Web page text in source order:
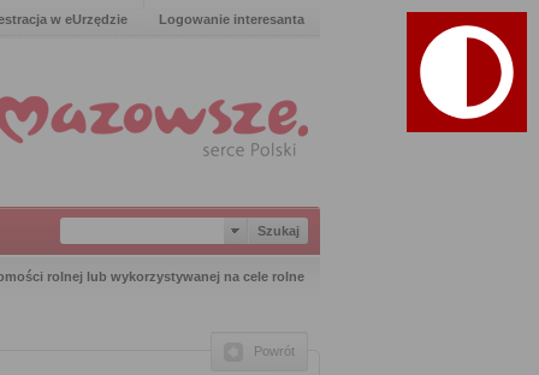
w eUrzędzie Logowanie interesanta
rolnej lub wykorzystywanej na cele rolne
Powrót